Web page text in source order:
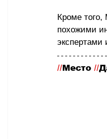
Кроме того,
похожими
экспертами
// Место //